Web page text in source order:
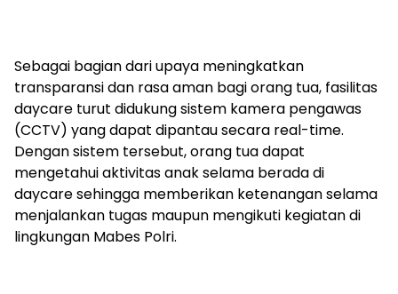
Sebagai bagian dari upaya meningkatkan
transparansi dan rasa aman bagi orang tua, fasilitas
daycare turut didukung sistem kamera pengawas
(CCTV) yang dapat dipantau secara real-time.
Dengan sistem tersebut, orang tua dapat
mengetahui aktivitas anak selama berada di
daycare sehingga memberikan ketenangan selama
menjalankan tugas maupun mengikuti kegiatan di
lingkungan Mabes Polri.